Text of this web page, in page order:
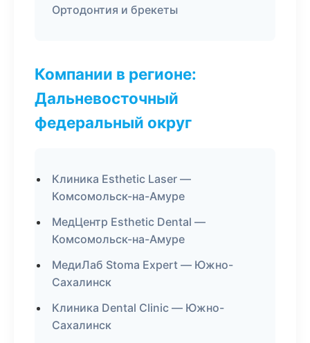
Ортодонтия и брекеты
Компании в регионе:
Дальневосточный
федеральный округ
Клиника Esthetic Laser —
Комсомольск-на-Амуре
МедЦентр Esthetic Dental —
Комсомольск-на-Амуре
МедиЛаб Stoma Expert — Южно-
Сахалинск
Клиника Dental Clinic — Южно-
Сахалинск